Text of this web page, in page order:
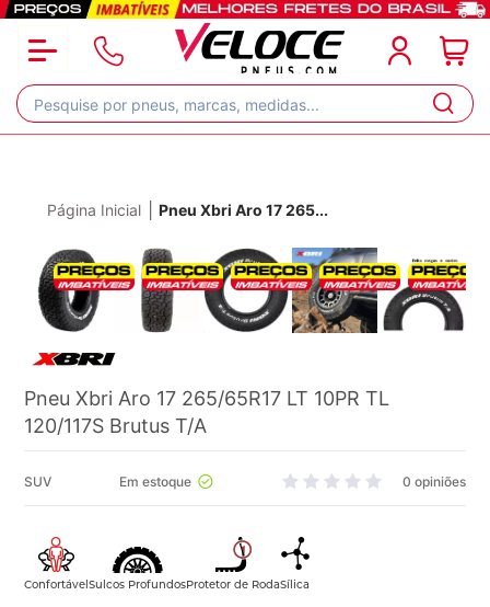
Página Inicial Pneu Xbri Aro 17 265...
Pneu Xbri Aro 17 265/65R17 LT 10PR TL
120/117S Brutus T/A
SUV Em estoque 0 opiniões